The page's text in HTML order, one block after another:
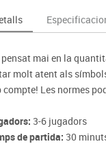
Taules escolars,
Penjadors, prestatges i
Cadires, bancs i
pensat mai en la
molt atent als
compte! Les normes
3-6 jugadors
de partida: 30